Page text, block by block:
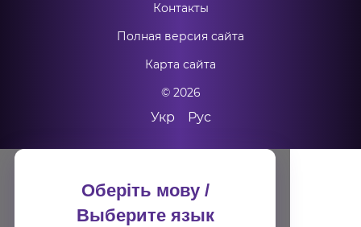
Контакты
Полная версия сайта
Карта сайта
© 2026
Укр Рус
Оберіть мову /
Выберите язык